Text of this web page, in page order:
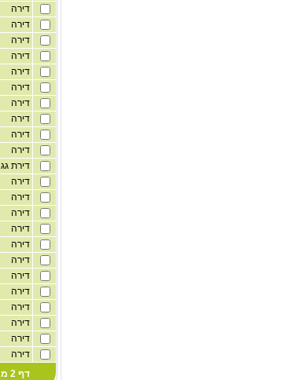
דירה
דירה
דירה
דירה
דירה
דירה
דירה
דירה
דירה
דירה
דירת גג
דירה
דירה
דירה
דירה
דירה
דירה
דירה
דירה
דירה
דירה
דירה
דירה
דף 2 מתוך 260 |